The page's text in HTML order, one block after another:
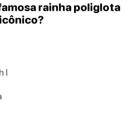
rainha poliglota
I